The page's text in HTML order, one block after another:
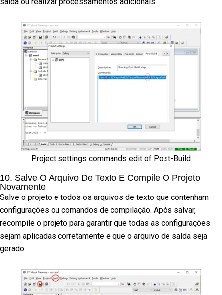
Project settings commands edit of Post-Build
10. Salve O Arquivo De Texto E Compile O Projeto
Novamente
Salve o projeto e todos os arquivos de texto que contenham
configurações ou comandos de compilação. Após salvar,
recompile o projeto para garantir que todas as configurações
sejam aplicadas corretamente e que o arquivo de saída seja
gerado.